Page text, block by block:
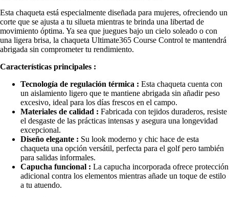
Esta chaqueta está especialmente diseñada para mujeres, ofreciendo un
corte que se ajusta a tu silueta mientras te brinda una libertad de
movimiento óptima. Ya sea que juegues bajo un cielo soleado o con
una ligera brisa, la chaqueta Ultimate365 Course Control te mantendrá
abrigada sin comprometer tu rendimiento.
Características principales :
Tecnología de regulación térmica : Esta chaqueta cuenta con
un aislamiento ligero que te mantiene abrigada sin añadir peso
excesivo, ideal para los días frescos en el campo.
Materiales de calidad : Fabricada con tejidos duraderos, resiste
el desgaste de las prácticas intensas y asegura una longevidad
excepcional.
Diseño elegante : Su look moderno y chic hace de esta
chaqueta una opción versátil, perfecta para el golf pero también
para salidas informales.
Capucha funcional : La capucha incorporada ofrece protección
adicional contra los elementos mientras añade un toque de estilo
a tu atuendo.